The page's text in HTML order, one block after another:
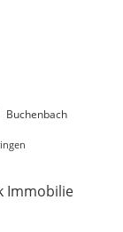
Buchenbach
Immobilie